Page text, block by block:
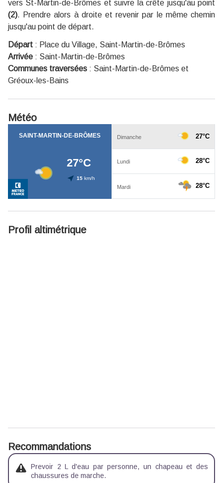
vers St-Martin-de-Brômes et suivre la crête jusqu'au point
(2). Prendre alors à droite et revenir par le même chemin
jusqu'au point de départ.
Départ : Place du Village, Saint-Martin-de-Brômes
Arrivée : Saint-Martin-de-Brômes
Communes traversées : Saint-Martin-de-Brômes et
Gréoux-les-Bains
Météo
Profil altimétrique
Recommandations
Prevoir 2 L d'eau par personne, un chapeau et des
chaussures de marche.